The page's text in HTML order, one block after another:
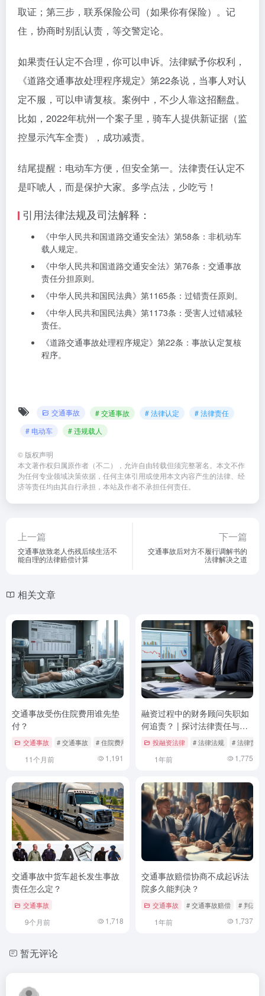
取证；第三步，联系保险公司（如果你有保险）。记
住，协商时别乱认责，等交警定论。
如果责任认定不合理，你可以申诉。法律赋予你权利，
《道路交通事故处理程序规定》第22条说，当事人对认
定不服，可以申请复核。案例中，不少人靠这招翻盘。
比如，2022年杭州一个案子里，骑车人提供新证据（监
控显示汽车全责），成功减责。
结尾提醒：电动车方便，但安全第一。法律责任认定不
是吓唬人，而是保护大家。多学点法，少吃亏！
引用法律法规及司法解释：
《中华人民共和国道路交通安全法》第58条：非机动车
载人规定。
《中华人民共和国道路交通安全法》第76条：交通事故
责任分担原则。
《中华人民共和国民法典》第1165条：过错责任原则。
《中华人民共和国民法典》第1173条：受害人过错减轻
责任。
《道路交通事故处理程序规定》第22条：事故认定复核
程序。
交通事故 # 交通事故 # 法律认定
# 法律责任
# 电动车
# 违规载人
© 版权声明
本文著作权归属原作者（不二），允许自由转载但须完整署名。本文不作
为任何专业领域决策依据，任何主体引用或使用本文内容产生的法律、经
济等责任均由其自行承担，本站及作者不承担任何责任。
上一篇
交通事故致老人伤残后续生活不
能自理的法律赔偿计算
下一篇
交通事故后对方不履行调解书的
法律解决之道
相关文章
交通事故受伤住院费用谁先垫
付？
交通事故 # 交通事故 # 住院费用 # 保险理赔
11个月前 1,191
融资过程中的财务顾问失职如
何追责？ | 探讨法律责任与追
责路径
投融资法律 # 法律法规 # 法律责任
1年前 1,775
交通事故中货车超长发生事故
责任怎么定？
交通事故
9个月前 1,718
交通事故赔偿协商不成起诉法
院多久能判决？
交通事故 # 交通事故赔偿 # 判决时
1年前 1,737
暂无评论